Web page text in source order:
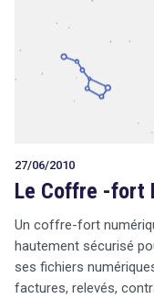
27/06/2010
Le Coffre -fort
Un coffre-fort
hautement sécurisé
ses fichiers
factures, relevés,